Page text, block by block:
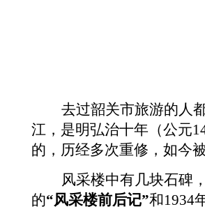
去过韶关市旅游的人
江，是明弘治十年（公元
的，历经多次重修，如今
风采楼中有几块石碑
的“风采楼前后记”和1934